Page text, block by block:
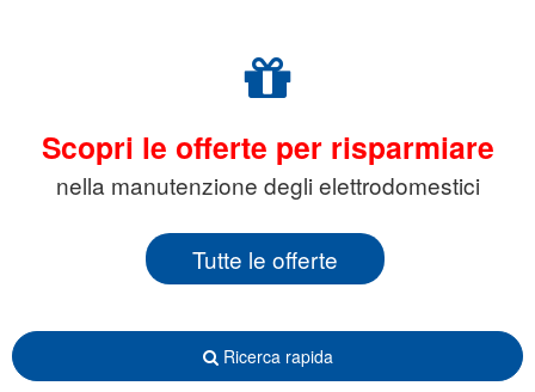
Scopri le offerte per risparmiare
nella manutenzione degli elettrodomestici
Tutte le offerte
Ricerca rapida